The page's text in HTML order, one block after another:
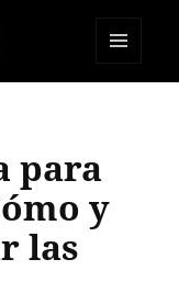
para
y
las